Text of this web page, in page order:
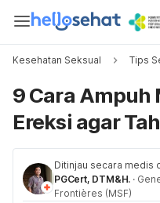
Kesehatan Seksual Tips
9 Cara
Ereksi agar
Ditinjau secara medis
PGCert, DTM&H. ·
Frontières (MSF)